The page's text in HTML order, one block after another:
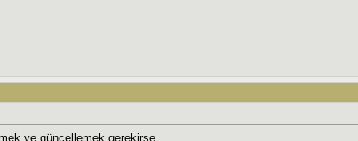
ve güncellemek gerekirse,